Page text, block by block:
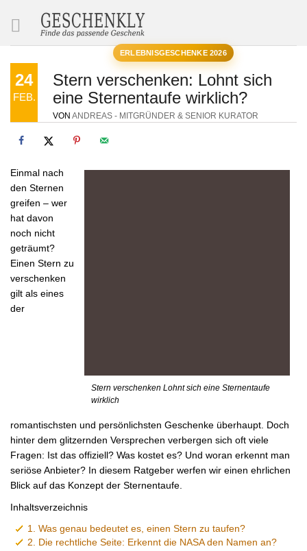
ERLEBNISGESCHENKE 2026
24
FEB.
Stern verschenken: Lohnt sich
eine Sternentaufe wirklich?
VON ANDREAS - MITGRÜNDER & SENIOR KURATOR
Stern verschenken Lohnt sich eine Sternentaufe
wirklich
Einmal nach
den Sternen
greifen – wer
hat davon
noch nicht
geträumt?
Einen Stern zu
verschenken
gilt als eines
der
romantischsten und persönlichsten Geschenke überhaupt. Doch
hinter dem glitzernden Versprechen verbergen sich oft viele
Fragen: Ist das offiziell? Was kostet es? Und woran erkennt man
seriöse Anbieter? In diesem Ratgeber werfen wir einen ehrlichen
Blick auf das Konzept der Sternentaufe.
Inhaltsverzeichnis
1.
Was genau bedeutet es, einen Stern zu taufen?
2.
Die rechtliche Seite: Erkennt die NASA den Namen an?